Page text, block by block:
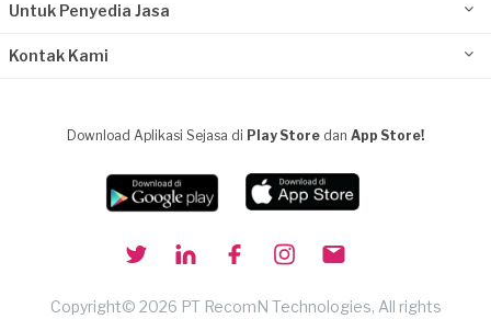
Untuk Penyedia Jasa
Kontak Kami
Download Aplikasi Sejasa di Play Store dan App Store!
Copyright© 2026 PT RecomN Technologies, All rights